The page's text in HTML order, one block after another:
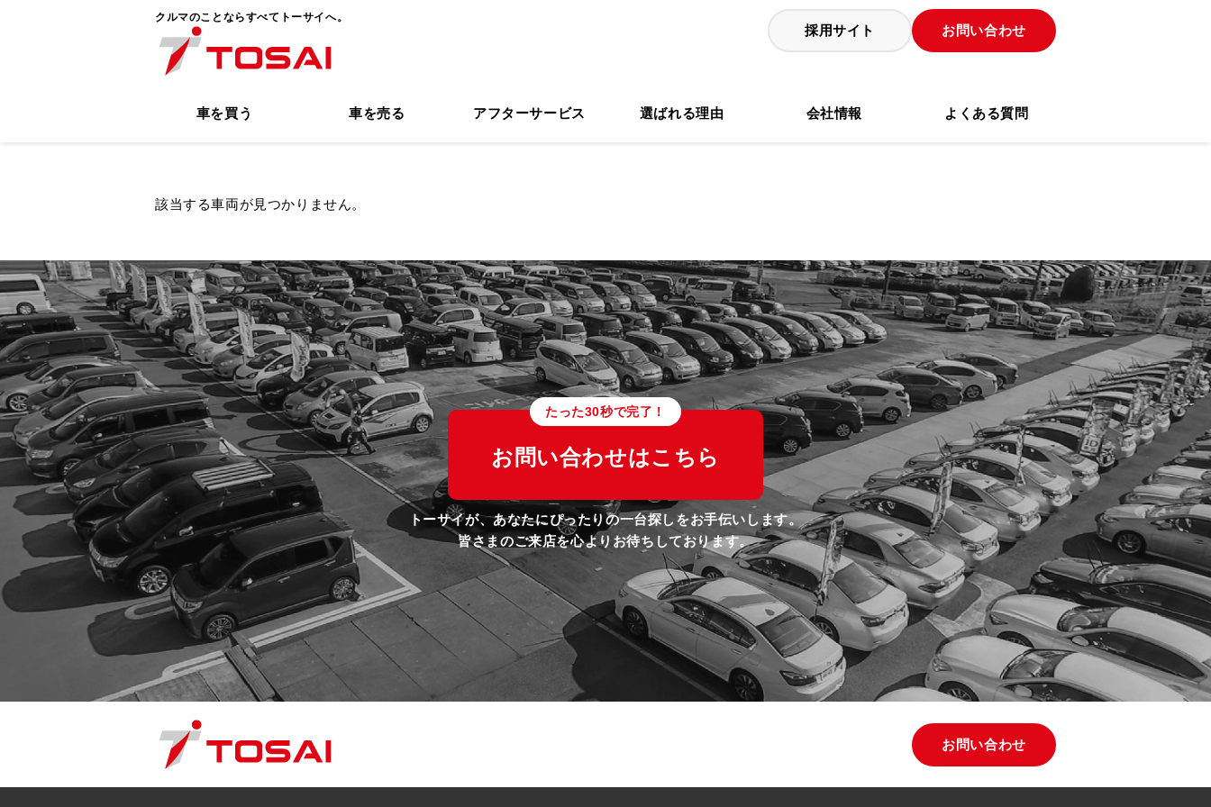
クルマのことならすべてトーサイへ。
採用サイト お問い合わせ
車を買う 車を売る アフターサービス 選ばれる理由 会社情報 よくある質問
該当する車両が見つかりません。
たった30秒で完了！
お問い合わせはこちら
トーサイが、あなたにぴったりの一台探しをお手伝いします。
皆さまのご来店を心よりお待ちしております。
お問い合わせ